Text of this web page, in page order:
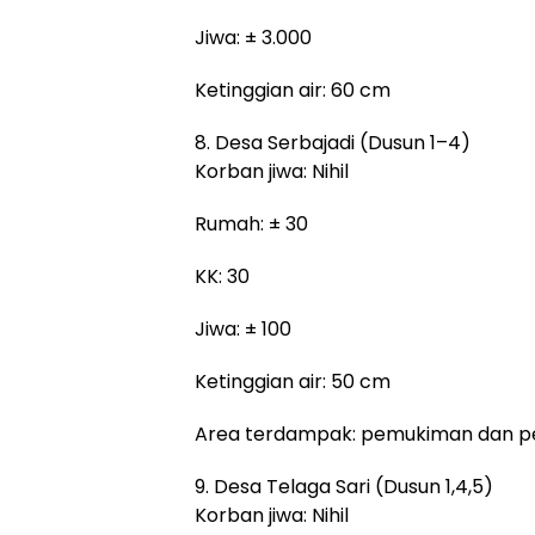
Jiwa: ± 3.000
Ketinggian air: 60 cm
8. Desa Serbajadi (Dusun 1–4)
Korban jiwa: Nihil
Rumah: ± 30
KK: 30
Jiwa: ± 100
Ketinggian air: 50 cm
Area terdampak: pemukiman dan
9. Desa Telaga Sari (Dusun 1,4,5)
Korban jiwa: Nihil